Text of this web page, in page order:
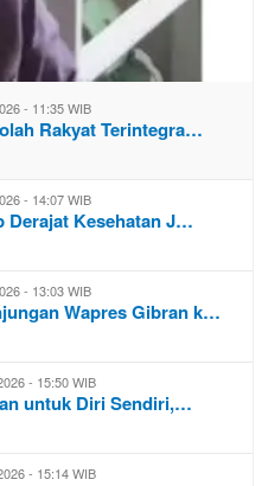
- 11:35 WIB
Rakyat Terintegra…
- 14:07 WIB
Derajat Kesehatan J…
- 13:03 WIB
Wapres Gibran k…
- 15:50 WIB
untuk Diri Sendiri,…
- 15:14 WIB